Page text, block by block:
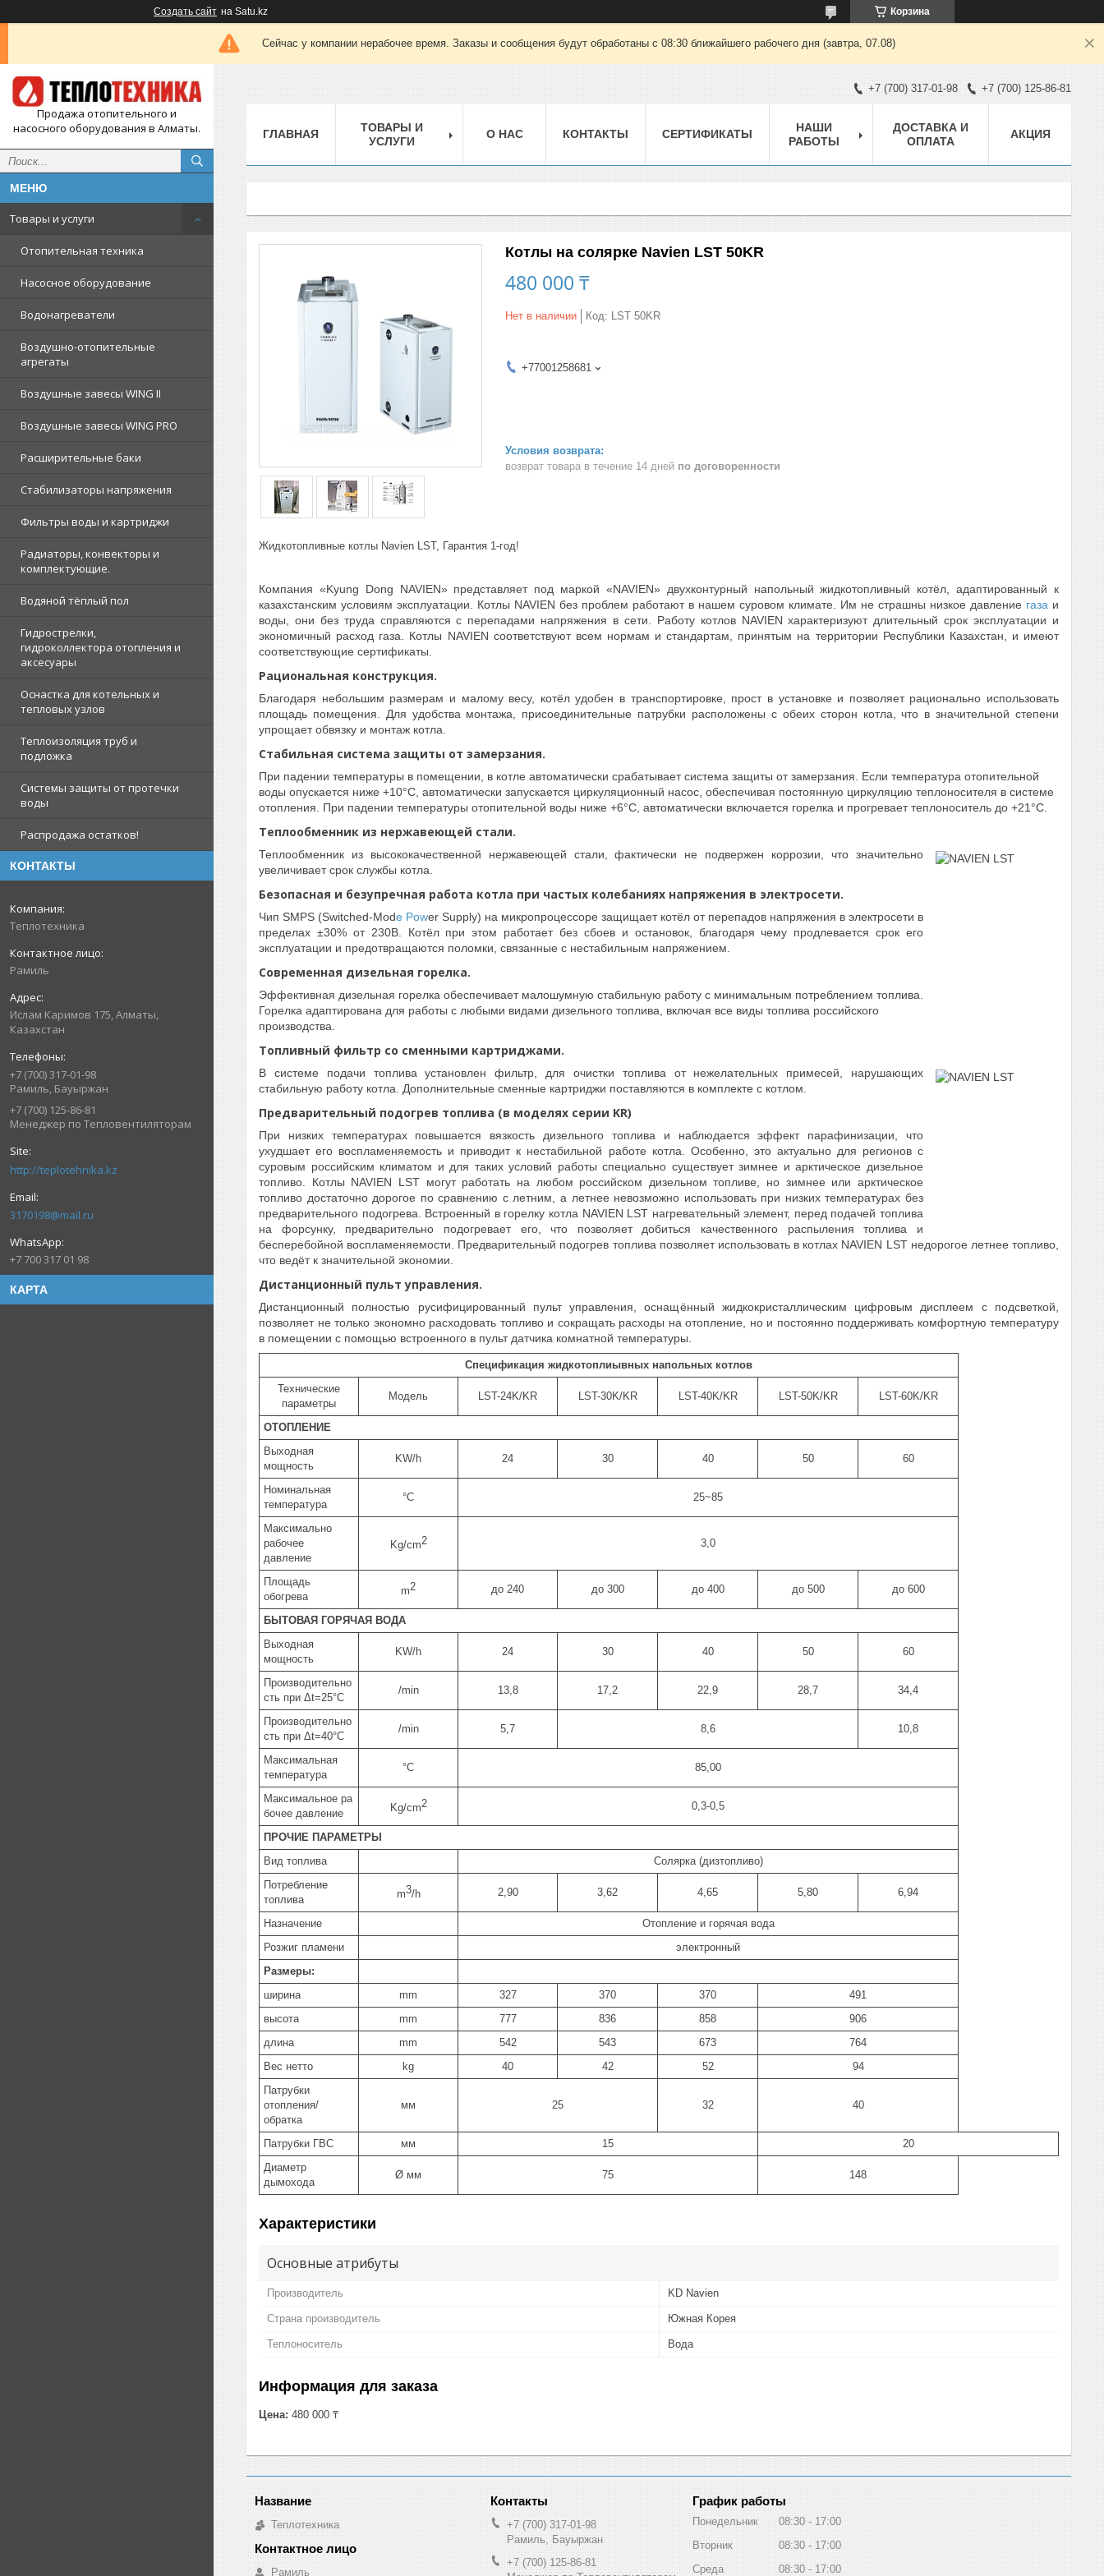
Создать сайт на Satu.kz Корзина
Сейчас у компании нерабочее время. Заказы и сообщения будут обработаны с 08:30 ближайшего рабочего дня (завтра, 07.08)
Продажа отопительного и
насосного оборудования в Алматы.
Товары и услуги
Отопительная техника
Насосное оборудование
Водонагреватели
Воздушно-отопительные
агрегаты
Воздушные завесы WING II
Воздушные завесы WING PRO
Расширительные баки
Стабилизаторы напряжения
Фильтры воды и картриджи
Радиаторы, конвекторы и
комплектующие.
Водяной тёплый пол
Гидрострелки,
гидроколлектора отопления и
аксесуары
Оснастка для котельных и
тепловых узлов
Теплоизоляция труб и
подложка
Системы защиты от протечки
воды
Распродажа остатков!
КОНТАКТЫ
Теплотехника
Рамиль
Ислам Каримов 175, Алматы,
Казахстан
+7 (700) 317-01-98
Рамиль, Бауыржан
+7 (700) 125-86-81
Менеджер по Тепловентиляторам
http://teplotehnika.kz
3170198@mail.ru
+7 700 317 01 98
КАРТА
+7 (700) 317-01-98 +7 (700) 125-86-81
ГЛАВНАЯ
ТОВАРЫ И
УСЛУГИ
О НАС КОНТАКТЫ СЕРТИФИКАТЫ
НАШИ
РАБОТЫ
ДОСТАВКА И
ОПЛАТА
АКЦИЯ
Котлы на солярке Navien LST 50KR
480 000 ₸
Нет в наличии Код: LST 50KR
+77001258681
возврат товара в течение 14 дней по договоренности
Жидкотопливные котлы Navien LST, Гарантия 1-год!
Компания «Kyung Dong NAVIEN» представляет под маркой «NAVIEN» двухконтурный напольный жидкотопливный котёл, адаптированный к
казахстанским условиям эксплуатации. Котлы NAVIEN без проблем работают в нашем суровом климате. Им не страшны низкое давление газа и
воды, они без труда справляются с перепадами напряжения в сети. Работу котлов NAVIEN характеризуют длительный срок эксплуатации и
экономичный расход газа. Котлы NAVIEN соответствуют всем нормам и стандартам, принятым на территории Республики Казахстан, и имеют
соответствующие сертификаты.
Рациональная конструкция.
Благодаря небольшим размерам и малому весу, котёл удобен в транспортировке, прост в установке и позволяет рационально использовать
площадь помещения. Для удобства монтажа, присоединительные патрубки расположены с обеих сторон котла, что в значительной степени
упрощает обвязку и монтаж котла.
Стабильная система защиты от замерзания.
При падении температуры в помещении, в котле автоматически срабатывает система защиты от замерзания. Если температура отопительной
воды опускается ниже +10°С, автоматически запускается циркуляционный насос, обеспечивая постоянную циркуляцию теплоносителя в системе
отопления. При падении температуры отопительной воды ниже +6°С, автоматически включается горелка и прогревает теплоноситель до +21°С.
Теплообменник из нержавеющей стали.
Теплообменник из высококачественной нержавеющей стали, фактически не подвержен коррозии, что значительно
увеличивает срок службы котла.
Безопасная и безупречная работа котла при частых колебаниях напряжения в электросети.
Чип SMPS (Switched-Mode Power Supply) на микропроцессоре защищает котёл от перепадов напряжения в электросети в
пределах ±30% от 230В. Котёл при этом работает без сбоев и остановок, благодаря чему продлевается срок его
эксплуатации и предотвращаются поломки, связанные с нестабильным напряжением.
Современная дизельная горелка.
Эффективная дизельная горелка обеспечивает малошумную стабильную работу с минимальным потреблением топлива.
Горелка адаптирована для работы с любыми видами дизельного топлива, включая все виды топлива российского
производства.
Топливный фильтр со сменными картриджами.
В системе подачи топлива установлен фильтр, для очистки топлива от нежелательных примесей, нарушающих
стабильную работу котла. Дополнительные сменные картриджи поставляются в комплекте с котлом.
Предварительный подогрев топлива (в моделях серии KR)
При низких температурах повышается вязкость дизельного топлива и наблюдается эффект парафинизации, что
ухудшает его воспламеняемость и приводит к нестабильной работе котла. Особенно, это актуально для регионов с
суровым российским климатом и для таких условий работы специально существует зимнее и арктическое дизельное
топливо. Котлы NAVIEN LST могут работать на любом российском дизельном топливе, но зимнее или арктическое
топливо достаточно дорогое по сравнению с летним, а летнее невозможно использовать при низких температурах без
предварительного подогрева. Встроенный в горелку котла NAVIEN LST нагревательный элемент, перед подачей топлива
на форсунку, предварительно подогревает его, что позволяет добиться качественного распыления топлива и
бесперебойной воспламеняемости. Предварительный подогрев топлива позволяет использовать в котлах NAVIEN LST недорогое летнее топливо,
что ведёт к значительной экономии.
Дистанционный пульт управления.
Дистанционный полностью русифицированный пульт управления, оснащённый жидкокристаллическим цифровым дисплеем с подсветкой,
позволяет не только экономно расходовать топливо и сокращать расходы на отопление, но и постоянно поддерживать комфортную температуру
в помещении с помощью встроенного в пульт датчика комнатной температуры.
Спецификация жидкотоплиывных напольных котлов
Технические
параметры
Модель LST-24K/KR LST-30K/KR LST-40K/KR LST-50K/KR LST-60K/KR
ОТОПЛЕНИЕ
Выходная
мощность
KW/h 24 30 40 50 60
Номинальная
температура
°С 25~85
Максимально
рабочее
давление
Kg/cm2 3,0
Площадь
обогрева
m2 до 240 до 300 до 400 до 500 до 600
БЫТОВАЯ ГОРЯЧАЯ ВОДА
Выходная
мощность
KW/h 24 30 40 50 60
Производительно
сть при Δt=25°C
/min 13,8 17,2 22,9 28,7 34,4
Производительно
сть при Δt=40°C
/min 5,7 8,6 10,8
Максимальная
температура
°С 85,00
Максимальное ра
бочее давление
Kg/cm2 0,3-0,5
ПРОЧИЕ ПАРАМЕТРЫ
Вид топлива
Солярка (дизтопливо)
Потребление
топлива
m3/h 2,90 3,62 4,65 5,80 6,94
Назначение
Отопление и горячая вода
Розжиг пламени
электронный
Размеры:
ширина
mm 327 370 370
491
высота
mm 777 836 858
906
длина
mm 542 543 673
764
Вес нетто
kg 40 42 52
94
Патрубки
отопления/
обратка
мм 25 32 40
Патрубки ГВС мм 15
20
Диаметр
дымохода
Ø мм 75 148
Характеристики
Основные атрибуты
Производитель KD Navien
Страна производитель Южная Корея
Теплоноситель Вода
Информация для заказа
Цена: 480 000 ₸
Теплотехника
Рамиль
+7 (700) 317-01-98
Рамиль, Бауыржан
+7 (700) 125-86-81
График работы
Понедельник 08:30
17:00
Вторник
08:30
17:00
Среда
08:30 17:00